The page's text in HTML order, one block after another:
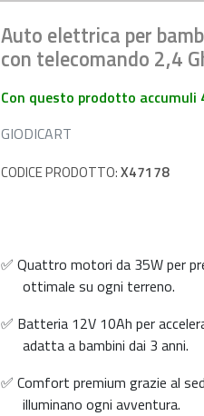
Auto elettrica per
con telecomando 2,4
Con questo prodotto accumuli
GIODICART
CODICE PRODOTTO:X47178
✅ Quattro motori da 35W per
ottimale su ogni terreno.
✅ Batteria 12V 10Ah per
adatta a bambini dai 3 anni.
✅ Comfort premium grazie al
illuminano ogni avventura.